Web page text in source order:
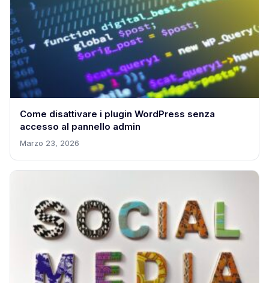
Come disattivare i plugin WordPress senza
accesso al pannello admin
Marzo 23, 2026